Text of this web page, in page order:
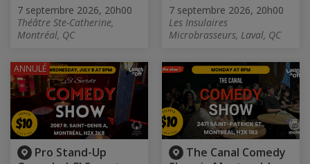
7 septembre 2026, 20h00
Théâtre Ste-Catherine,
Montréal, QC
7 septembre 2026, 20h00
Les Insulaires
Microbrasseurs, Laval, QC
Pro Stand-Up
ANNULÉ
The Canal Comedy